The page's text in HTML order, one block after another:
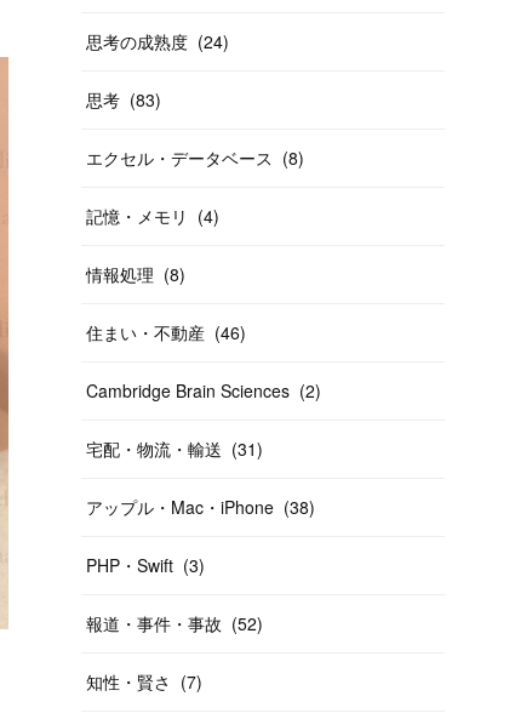
思考の成熟度 (24)
思考 (83)
エクセル・データベース (8)
記憶・メモリ (4)
情報処理 (8)
住まい・不動産 (46)
Cambridge Brain Sciences (2)
宅配・物流・輸送 (31)
アップル・Mac・iPhone (38)
PHP・Swift (3)
報道・事件・事故 (52)
知性・賢さ (7)